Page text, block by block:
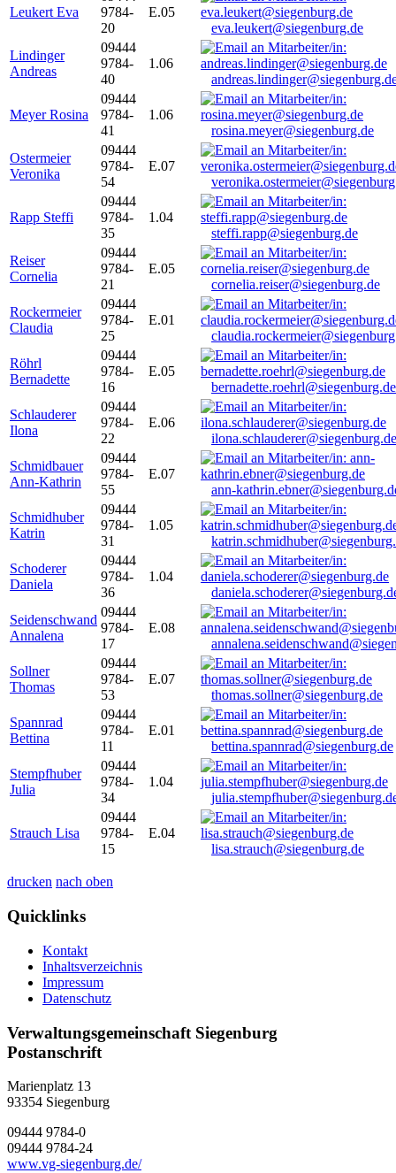
Leukert Eva
9784-
20
E.05
eva.leukert@siegenburg.de
Lindinger
Andreas
09444
9784-
40
1.06
Meyer Rosina
09444
9784-
41
1.06
rosina.meyer@siegenburg.de
Ostermeier
Veronika
09444
9784-
54
E.07
Rapp Steffi
09444
9784-
35
1.04
steffi.rapp@siegenburg.de
Reiser
Cornelia
09444
9784-
21
E.05
cornelia.reiser@siegenburg.de
Rockermeier
Claudia
09444
9784-
25
E.01
Röhrl
Bernadette
09444
9784-
16
E.05
bernadette.roehrl@siegenburg.de
Schlauderer
Ilona
09444
9784-
22
E.06
ilona.schlauderer@siegenburg.de
Schmidbauer
Ann-Kathrin
09444
9784-
55
E.07
ann-
Schmidhuber
Katrin
09444
9784-
31
1.05
Schoderer
Daniela
09444
9784-
36
1.04
Seidenschwand
Annalena
09444
9784-
17
E.08
Sollner
Thomas
09444
9784-
53
E.07
thomas.sollner@siegenburg.de
Spannrad
Bettina
09444
9784-
11
E.01
bettina.spannrad@siegenburg.de
Stempfhuber
Julia
09444
9784-
34
1.04
Strauch Lisa
09444
9784-
15
E.04
lisa.strauch@siegenburg.de
drucken nach oben
Quicklinks
Kontakt
Inhaltsverzeichnis
Impressum
Datenschutz
Verwaltungsgemeinschaft Siegenburg
Postanschrift
Marienplatz 13
93354 Siegenburg
09444 9784-0
09444 9784-24
www.vg-siegenburg.de/